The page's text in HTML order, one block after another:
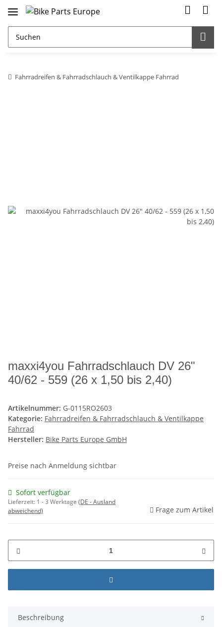
Fahrradreifen & Fahrradschlauch & Ventilkappe Fahrrad
maxxi4you Fahrradschlauch DV 26"
40/62 - 559 (26 x 1,50 bis 2,40)
Artikelnummer: G-0115RO2603
Kategorie: Fahrradreifen & Fahrradschlauch & Ventilkappe
Fahrrad
Hersteller: Bike Parts Europe GmbH
Preise nach Anmeldung sichtbar
Sofort verfügbar
Lieferzeit: 1 - 3 Werktage (DE - Ausland
abweichend)
Frage zum Artikel
Beschreibung